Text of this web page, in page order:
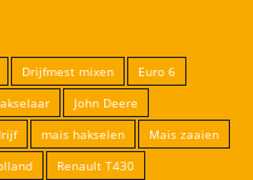
Drijfmest mixen
Euro 6
John Deere
mais hakselen
Mais zaaien
Renault T430